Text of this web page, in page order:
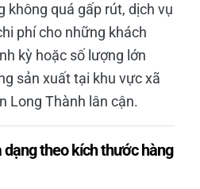
không quá gấp rút, dịch vụ
phí cho những khách
kỳ hoặc số lượng lớn
sản xuất tại khu vực xã
Long Thành lân cận.
dạng theo kích thước hàng